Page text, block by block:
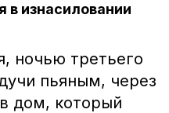
в изнасиловании
ночью третьего
пьяным, через
дом, который